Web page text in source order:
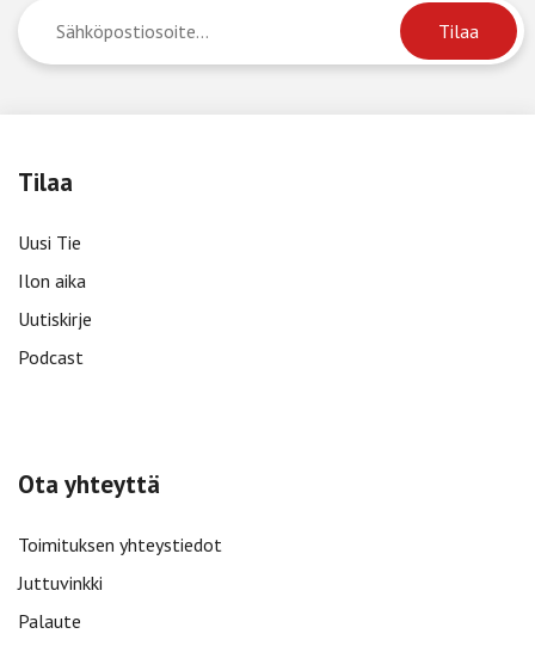
Tilaa
Uusi Tie
Ilon aika
Uutiskirje
Podcast
Ota yhteyttä
Toimituksen yhteystiedot
Juttuvinkki
Palaute